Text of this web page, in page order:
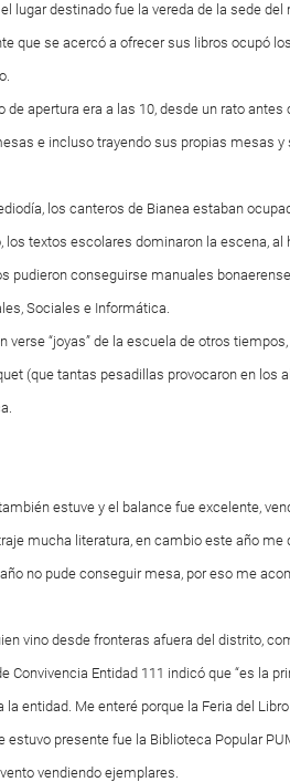
lugar destinado fue la vereda de la sede
que se acercó a ofrecer sus libros ocupó
de apertura era a las 10, desde un rato
e incluso trayendo sus propias mesas
los canteros de Bianea estaban
los textos escolares dominaron la escena,
pudieron conseguirse manuales
Sociales e Informática.
verse “joyas” de la escuela de otros
(que tantas pesadillas provocaron en los
estuve y el balance fue excelente,
mucha literatura, en cambio este año me
año no pude conseguir mesa, por eso me
vino desde fronteras afuera del distrito,
Convivencia Entidad 111 indicó que “es la
la entidad. Me enteré porque la Feria del
estuvo presente fue la Biblioteca Popular
vendiendo ejemplares.